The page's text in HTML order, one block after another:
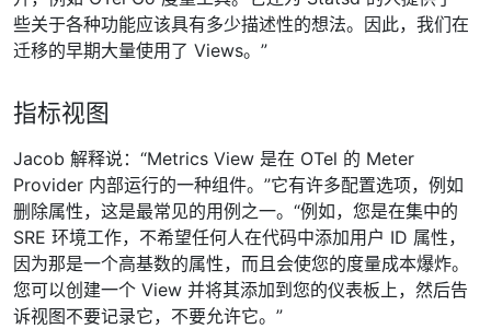
些关于各种功能应该具有多少描述性的想法。因此，我们在
迁移的早期大量使用了 Views。”
指标视图
Jacob 解释说：“Metrics View 是在 OTel 的 Meter
Provider 内部运行的一种组件。”它有许多配置选项，例如
删除属性，这是最常见的用例之一。“例如，您是在集中的
SRE 环境工作，不希望任何人在代码中添加用户 ID 属性，
因为那是一个高基数的属性，而且会使您的度量成本爆炸。
您可以创建一个 View 并将其添加到您的仪表板上，然后告
诉视图不要记录它，不要允许它。”